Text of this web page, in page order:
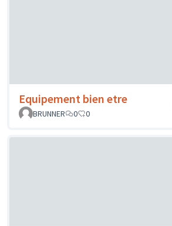
Equipement bien etre
BRUNNER
0 0